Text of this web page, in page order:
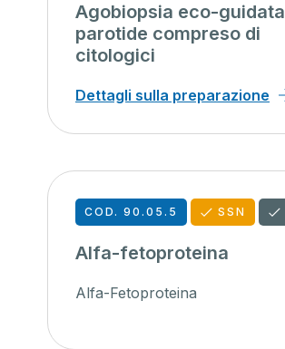
Agobiopsia eco-guidata
parotide compreso di
citologici
Dettagli sulla preparazione
COD. 90.05.5 SSN
Alfa-fetoproteina
Alfa-Fetoproteina